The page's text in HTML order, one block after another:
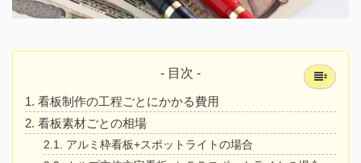
- 目次 -
看板制作の工程ごとにかかる費用
看板素材ごとの相場
アルミ枠看板+スポットライトの場合